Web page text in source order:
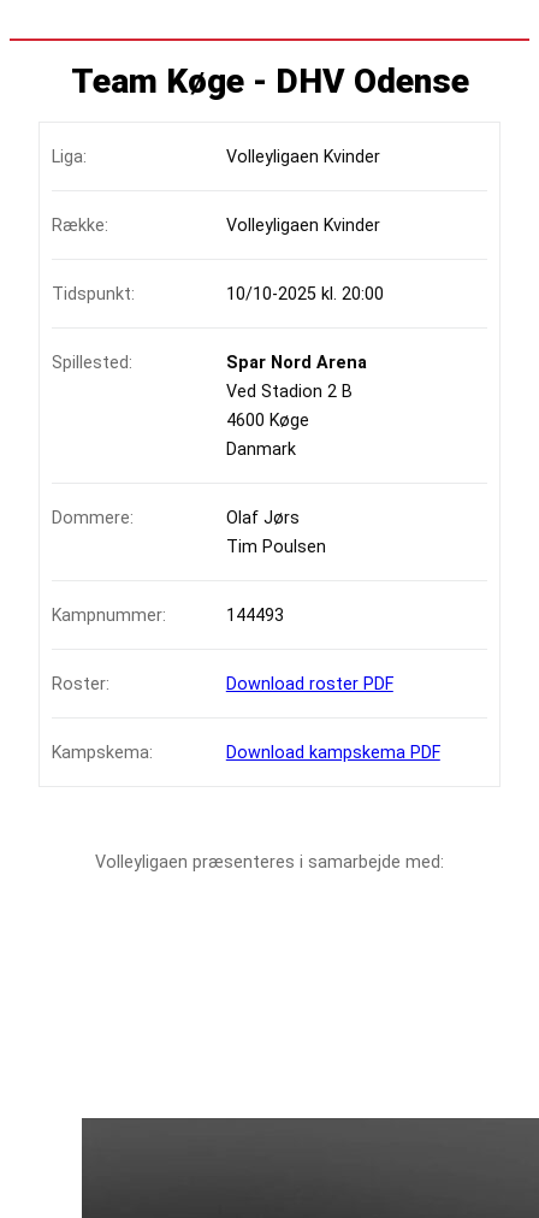
Team Køge - DHV Odense
Liga: Volleyligaen Kvinder
Række: Volleyligaen Kvinder
Tidspunkt: 10/10-2025 kl. 20:00
Spillested:
Spar Nord Arena
Ved Stadion 2 B
4600 Køge
Danmark
Dommere:
Olaf Jørs
Tim Poulsen
Kampnummer: 144493
Roster: Download roster PDF
Kampskema: Download kampskema PDF
Volleyligaen præsenteres i samarbejde med: